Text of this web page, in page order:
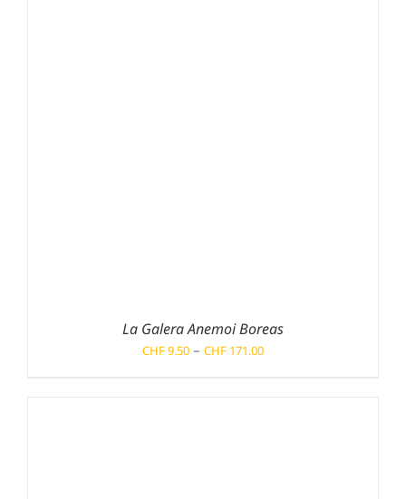
La Galera Anemoi Boreas
CHF9.50 – CHF 171.00Preisspanne: